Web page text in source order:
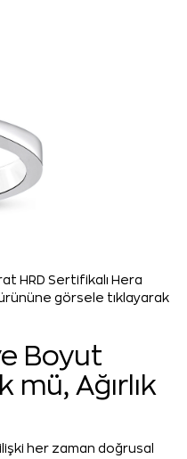
HRD Sertifikalı Hera
görsele tıklayarak
Boyut
mü, Ağırlık
her zaman doğrusal